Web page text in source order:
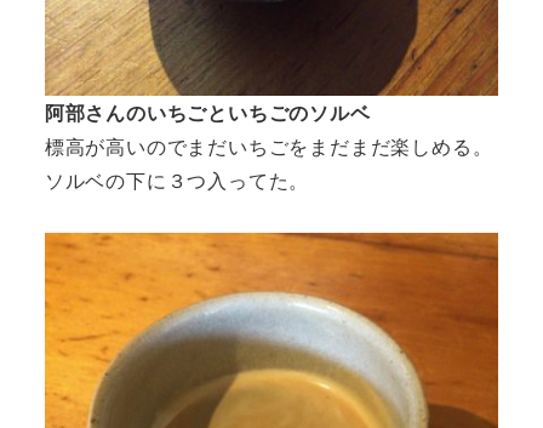
阿部さんのいちごといちごのソルベ
標高が高いのでまだいちごをまだまだ楽しめる。
ソルベの下に３つ入ってた。